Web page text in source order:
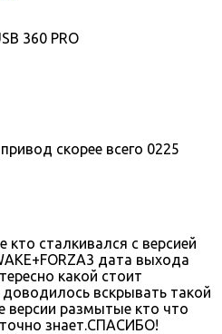
360 PRO
скорее всего 0225
кто сталкивался с версией
дата выхода
какой стоит
вскрывать такой
версии размытые кто что
знает.СПАСИБО!